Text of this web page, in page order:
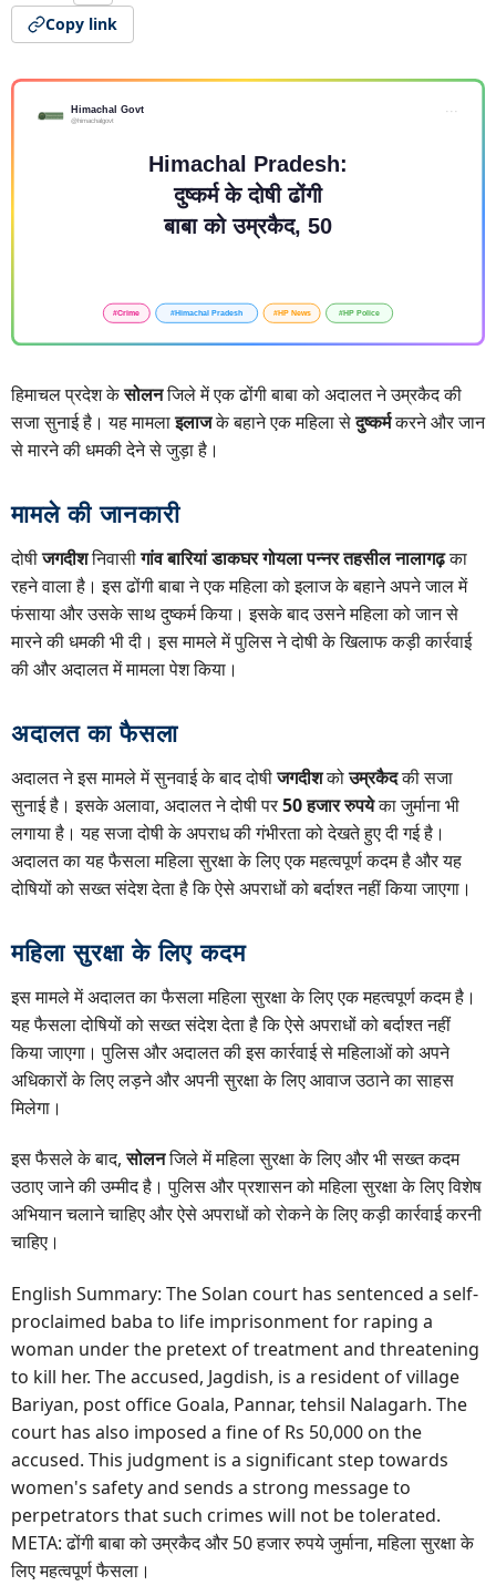
Copy link
हिमाचल प्रदेश केसोलनजिले में एक ढोंगी बाबा को अदालत ने उम्रकैद की
सजा सुनाई है। यह मामलाइलाजके बहाने एक महिला सेदुष्कर्मकरने और जान
से मारने की धमकी देने से जुड़ा है।
मामले की जानकारी
दोषीजगदीशनिवासीगांव बारियां डाकघर गोयलापन्नरतहसील नालागढ़का
रहने वाला है। इस ढोंगी बाबा ने एक महिला को इलाज के बहाने अपने जाल में
फंसाया और उसके साथ दुष्कर्म किया। इसके बाद उसने महिला को जान से
मारने की धमकी भी दी। इस मामले में पुलिस ने दोषी के खिलाफ कड़ी कार्रवाई
की और अदालत में मामला पेश किया।
अदालत का फैसला
अदालत ने इस मामले में सुनवाई के बाद दोषीजगदीशकोउम्रकैदकी सजा
सुनाई है। इसके अलावा, अदालत ने दोषी पर50 हजार रुपयेका जुर्माना भी
लगाया है। यह सजा दोषी के अपराध की गंभीरता को देखते हुए दी गई है।
अदालत का यह फैसला महिला सुरक्षा के लिए एक महत्वपूर्ण कदम है और यह
दोषियों को सख्त संदेश देता है कि ऐसे अपराधों को बर्दाश्त नहीं किया जाएगा।
महिला सुरक्षा के लिए कदम
इस मामले में अदालत का फैसला महिला सुरक्षा के लिए एक महत्वपूर्ण कदम है।
यह फैसला दोषियों को सख्त संदेश देता है कि ऐसे अपराधों को बर्दाश्त नहीं
किया जाएगा। पुलिस और अदालत की इस कार्रवाई से महिलाओं को अपने
अधिकारों के लिए लड़ने और अपनी सुरक्षा के लिए आवाज उठाने का साहस
मिलेगा।
इस फैसले के बाद,सोलनजिले में महिला सुरक्षा के लिए और भी सख्त कदम
उठाए जाने की उम्मीद है। पुलिस और प्रशासन को महिला सुरक्षा के लिए विशेष
अभियान चलाने चाहिए और ऐसे अपराधों को रोकने के लिए कड़ी कार्रवाई करनी
चाहिए।
English Summary: The Solan court has sentenced a self-
proclaimed baba to life imprisonment for raping a
woman under the pretext of treatment and threatening
to kill her. The accused, Jagdish, is a resident of village
Bariyan, post office Goala, Pannar, tehsil Nalagarh. The
court has also imposed a fine of Rs 50,000 on the
accused. This judgment is a significant step towards
women's safety and sends a strong message to
perpetrators that such crimes will not be tolerated.
META: ढोंगी बाबा को उम्रकैद और 50 हजार रुपये जुर्माना, महिला सुरक्षा के
लिए महत्वपूर्ण फैसला।